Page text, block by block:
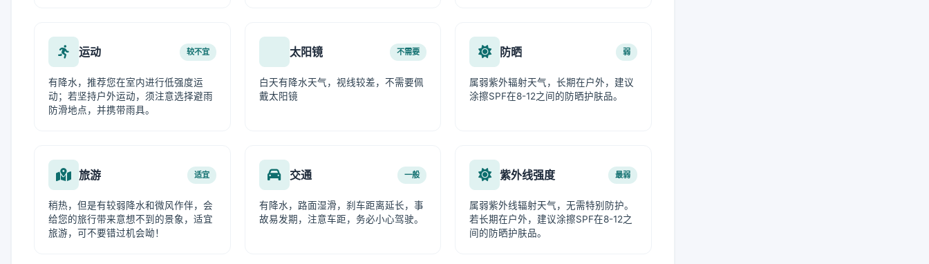
运动 较不宜
有降水，推荐您在室内进行低强度运
动；若坚持户外运动，须注意选择避雨
防滑地点，并携带雨具。
太阳镜 不需要
白天有降水天气，视线较差，不需要佩
戴太阳镜
防晒 弱
属弱紫外辐射天气，长期在户外，建议
涂擦SPF在8-12之间的防晒护肤品。
旅游 适宜
稍热，但是有较弱降水和微风作伴，会
给您的旅行带来意想不到的景象，适宜
旅游，可不要错过机会呦！
交通 一般
有降水，路面湿滑，刹车距离延长，事
故易发期，注意车距，务必小心驾驶。
紫外线强度 最弱
属弱紫外线辐射天气，无需特别防护。
若长期在户外，建议涂擦SPF在8-12之
间的防晒护肤品。